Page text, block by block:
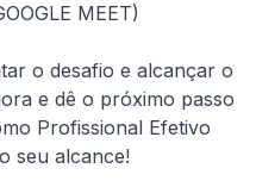
MEET)
o desafio e alcançar o
e dê o próximo passo
Profissional Efetivo
seu alcance!